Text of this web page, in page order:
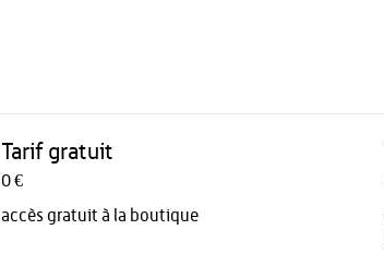
Tarif gratuit
0 €
accès gratuit à la boutique